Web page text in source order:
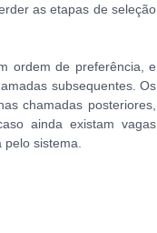
as etapas de seleção
ordem de preferência, e
subsequentes. Os
chamadas posteriores,
ainda existam vagas
pelo sistema.